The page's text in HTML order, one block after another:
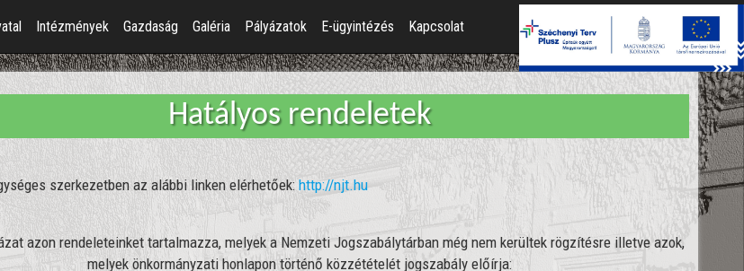
Intézmények Gazdaság Galéria Pályázatok E-ügyintézés Kapcsolat
Hatályos rendeletek
szerkezetben az alábbi linken elérhetőek:http://njt.hu
azon rendeleteinket tartalmazza, melyek a Nemzeti Jogszabálytárban még nem kerültek rögzítésre illetve azok,
melyek önkormányzati honlapon történő közzétételét jogszabály előírja: